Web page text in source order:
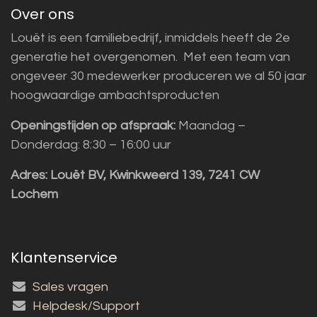
Over ons
Louët is een familiebedrijf, inmiddels heeft de 2e
generatie het overgenomen. Met een team van
ongeveer 30 medewerker produceren we al 50 jaar
hoogwaardige ambachtsproducten
Openingstijden op afspraak: Maandag –
Donderdag: 8:30 – 16:00 uur
Adres: Louët BV, Kwinkweerd 139, 7241 CW
Lochem
Klantenservice
Sales vragen
Helpdesk/Support